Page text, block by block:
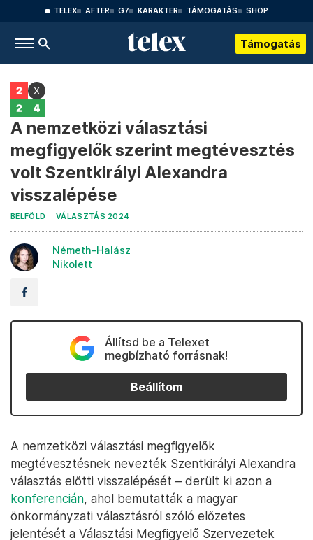
TELEX AFTER G7 KARAKTER TÁMOGATÁS SHOP
Támogatás
A nemzetközi választási
megfigyelők szerint megtévesztés
volt Szentkirályi Alexandra
visszalépése
BELFÖLD VÁLASZTÁS 2024
Németh-Halász
Nikolett
Állítsd be a Telexet
megbízható forrásnak!
Beállítom
A nemzetközi választási megfigyelők
megtévesztésnek nevezték Szentkirályi Alexandra
választás előtti visszalépését – derült ki azon a
konferencián, ahol bemutatták a magyar
önkormányzati választásról szóló előzetes
jelentését a Választási Megfigyelő Szervezetek